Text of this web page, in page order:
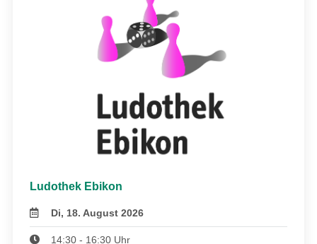
Ludothek Ebikon
Di, 18. August 2026
14:30 - 16:30 Uhr